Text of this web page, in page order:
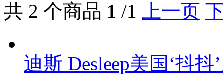
共 2 个商品 1 /1 上一页
迪斯 Desleep美国‘抖